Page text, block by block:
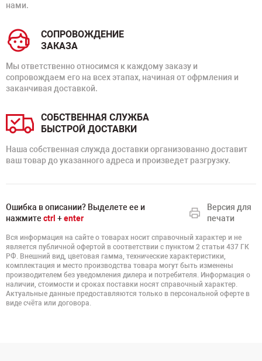
нами.
СОПРОВОЖДЕНИЕ
ЗАКАЗА
Мы ответственно относимся к каждому заказу и
сопровождаем его на всех этапах, начиная от офрмления и
заканчивая доставкой.
СОБСТВЕННАЯ СЛУЖБА
БЫСТРОЙ ДОСТАВКИ
Наша собственная служда доставки организованно доставит
ваш товар до указанного адреса и произведет разгрузку.
Ошибка в описании? Выделете ее и
нажмите ctrl +enter
Версия для
печати
Вся информация на сайте о товарах носит справочный характер и не
является публичной офертой в соответствии с пунктом 2 статьи 437 ГК
РФ. Внешний вид, цветовая гамма, технические характеристики,
комплектация и место производства товара могут быть изменены
производителем без уведомления дилера и потребителя. Информация о
наличии, стоимости и сроках поставки носят справочный характер.
Актуальные данные предоставляются только в персональной оферте в
виде счёта или договора.